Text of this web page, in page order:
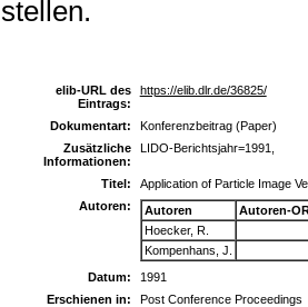
stellen.
elib-URL des
Eintrags:
https://elib.dlr.de/36825/
Dokumentart:
Konferenzbeitrag (Paper)
Zusätzliche
Informationen:
LIDO-Berichtsjahr=1991,
Titel:
Application of Particle Image
Autoren:
Autoren
Autoren-
Hoecker, R.
Kompenhans, J.
Datum:
1991
Erschienen in:
Post Conference Proceedings